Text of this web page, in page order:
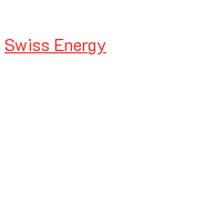
Swiss Energy